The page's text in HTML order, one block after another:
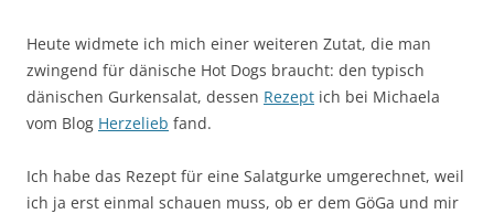
Heute widmete ich mich einer weiteren Zutat, die man
zwingend für dänische Hot Dogs braucht: den typisch
dänischen Gurkensalat, dessen Rezept ich bei Michaela
vom Blog Herzelieb fand.
Ich habe das Rezept für eine Salatgurke umgerechnet, weil
ich ja erst einmal schauen muss, ob er dem GöGa und mir